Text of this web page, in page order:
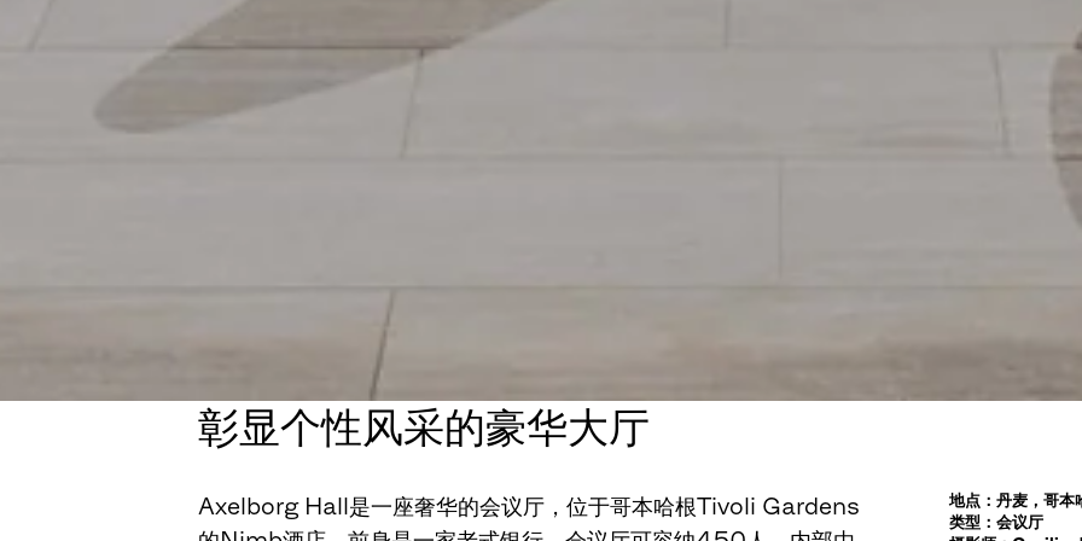
彰显个性风采的豪华大厅
地点：丹麦，哥本
类型：会议厅
Axelborg Hall是一座奢华的会议厅，位于哥本哈根Tivoli Gardens